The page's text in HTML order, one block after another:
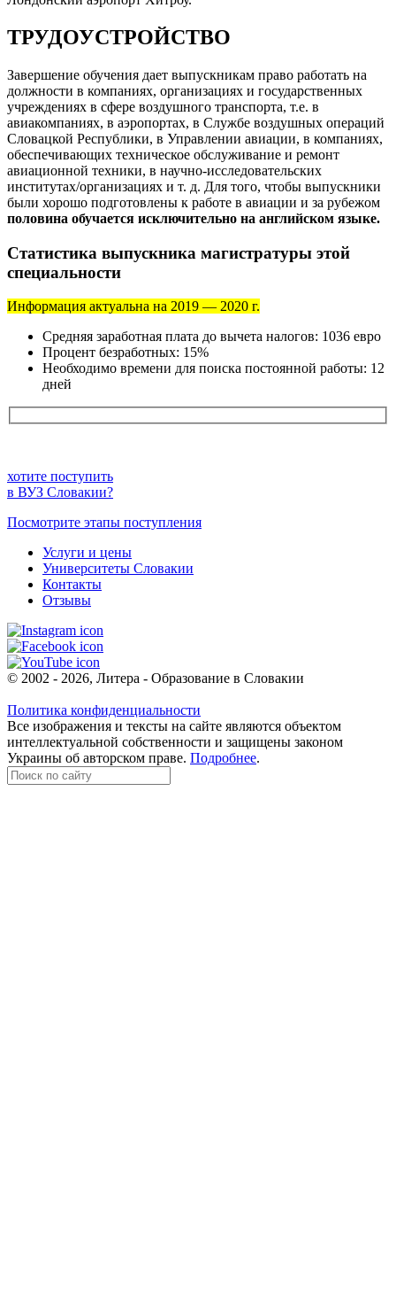
ТРУДОУСТРОЙСТВО
Завершение обучения дает выпускникам право работать на
должности в компаниях, организациях и государственных
учреждениях в сфере воздушного транспорта, т.е. в
авиакомпаниях, в аэропортах, в Службе воздушных операций
Словацкой Республики, в Управлении авиации, в компаниях,
обеспечивающих техническое обслуживание и ремонт
авиационной техники, в научно-исследовательских
институтах/организациях и т. д. Для того, чтобы выпускники
были хорошо подготовлены к работе в авиации и за рубежом
половина обучается исключительно на английском языке.
Статистика выпускника магистратуры этой
специальности
Информация актуальна на 2019 — 2020 г.
Средняя заработная плата до вычета налогов: 1036 евро
Процент безработных: 15%
Необходимо времени для поиска постоянной работы: 12
дней
хотите поступить
в ВУЗ Словакии?
Посмотрите этапы поступления
Услуги и цены
Университеты Словакии
Контакты
Отзывы
© 2002 - 2026, Литера - Образование в Словакии
Политика конфиденциальности
Все изображения и тексты на сайте являются объектом
интеллектуальной собственности и защищены законом
Украины об авторском праве. Подробнее.